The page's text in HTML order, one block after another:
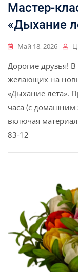
Мастер-
«Дыхание
Май 18, 2026
Дорогие друзья!
желающих на
«Дыхание лета».
часа (с домашним
включая
83-12